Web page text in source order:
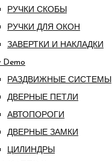
РУЧКИ СКОБЫ
РУЧКИ ДЛЯ ОКОН
ЗАВЕРТКИ И НАКЛАДКИ
Demo
РАЗДВИЖНЫЕ СИСТЕМЫ
ДВЕРНЫЕ ПЕТЛИ
АВТОПОРОГИ
ДВЕРНЫЕ ЗАМКИ
ЦИЛИНДРЫ